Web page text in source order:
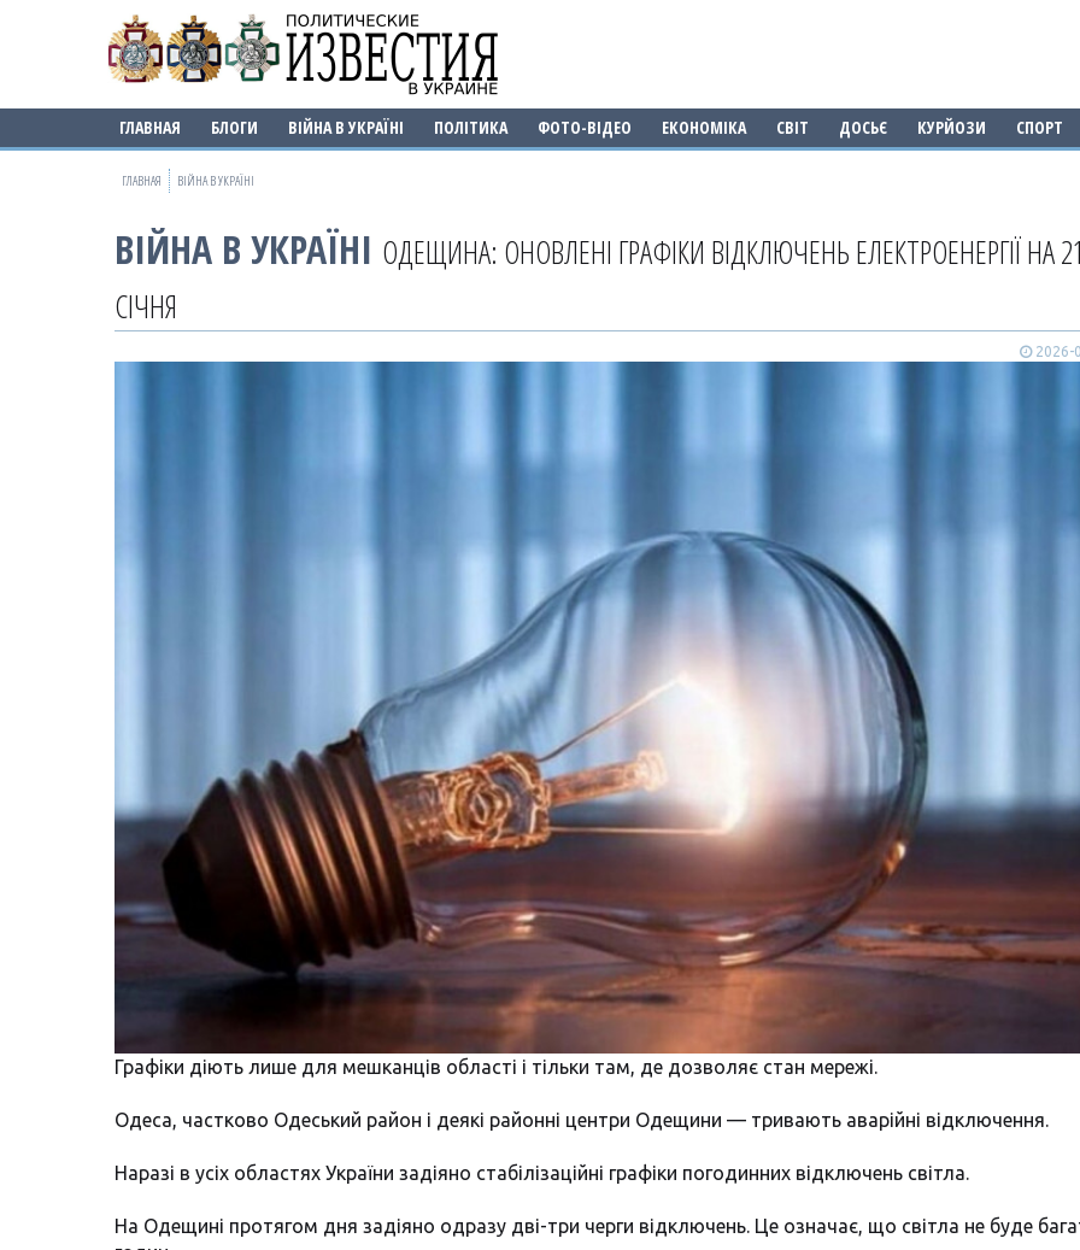
ГЛАВНАЯ БЛОГИ ВІЙНА В УКРАЇНІ ПОЛІТИКА ФОТО-ВІДЕО ЕКОНОМІКА СВІТ ДОСЬЄ КУРЙОЗИ СПОРТ
ГЛАВНАЯ ВІЙНА В УКРАЇНІ
ВІЙНА В УКРАЇНІ ОДЕЩИНА: ОНОВЛЕНІ ГРАФІКИ ВІДКЛЮЧЕНЬ ЕЛЕКТРОЕНЕРГІЇ НА
СІЧНЯ
2026-
Графіки діють лише для мешканців області і тільки там, де дозволяє стан мережі.
Одеса, частково Одеський район і деякі районні центри Одещини — тривають аварійні відключення.
Наразі в усіх областях України задіяно стабілізаційні графіки погодинних відключень світла.
На Одещині протягом дня задіяно одразу дві-три черги відключень. Це означає, що світла не буде